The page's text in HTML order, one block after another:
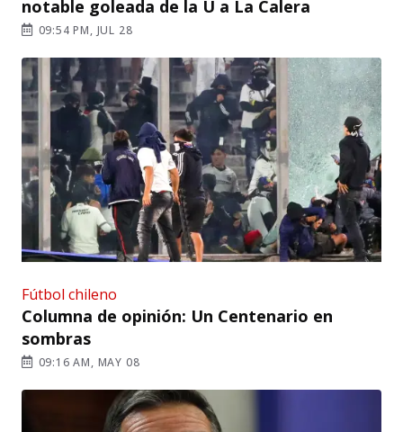
notable goleada de la U a La Calera
09:54 PM, JUL 28
Fútbol chileno
Columna de opinión: Un Centenario en
sombras
09:16 AM, MAY 08